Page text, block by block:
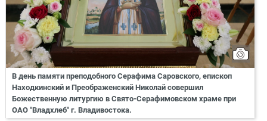
В день памяти преподобного Серафима Саровского, епископ
Находкинский и Преображенский Николай совершил
Божественную литургию в Свято-Серафимовском храме при
ОАО "Владхлеб" г. Владивостока.